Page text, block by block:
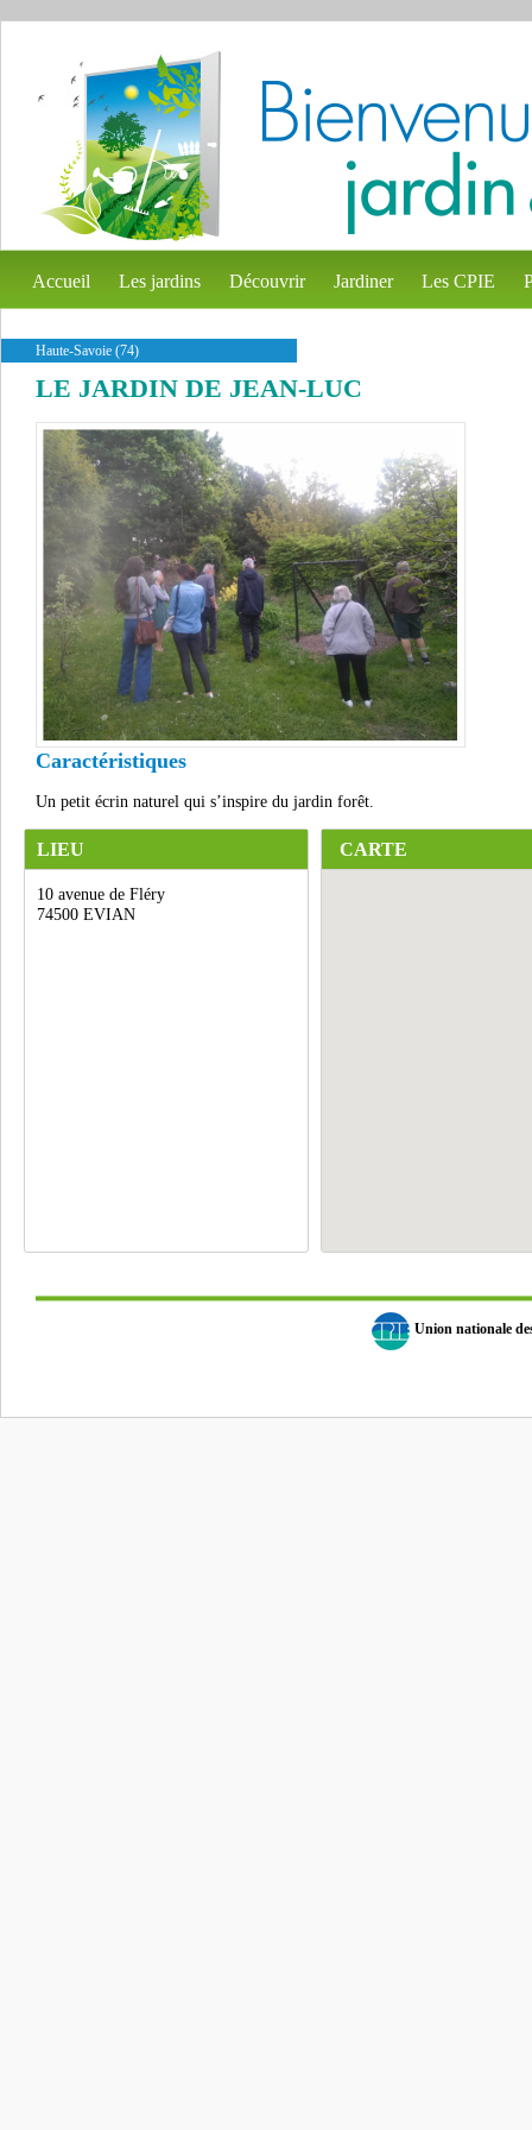
Accueil Les jardins Découvrir Jardiner Les CPIE
Haute-Savoie (74)
LE JARDIN DE JEAN-LUC
Caractéristiques
Un petit écrin naturel qui s’inspire du jardin forêt.
LIEU
10 avenue de Fléry
74500 EVIAN
CARTE
Union nationale